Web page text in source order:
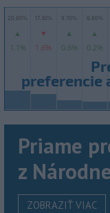
Priame
z
ZOBRAZIŤ VIAC